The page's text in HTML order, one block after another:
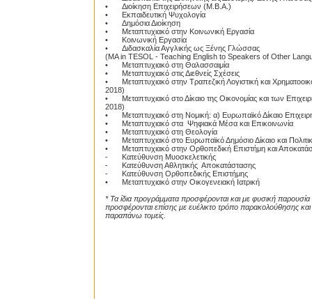
•
Διοίκηση Επιχειρήσεων (Μ.Β.Α.)
•
Εκπαιδευτική Ψυχολογία
•
Δημόσια Διοίκηση
•
Μεταπτυχιακό στην Κοινωνική Εργασία
•
Κοινωνική Εργασία
•
Διδασκαλία Αγγλικής ως Ξένης Γλώσσας
(MA in TESOL - Teaching English to Speakers of Other
•
Μεταπτυχιακό στη Θαλασσαιμία
•
Mεταπτυχιακό στις Διεθνείς Σχέσεις
•
Μεταπτυχιακό στην Τραπεζική Λογιστική και
2018)
•
Μεταπτυχιακό στο Δίκαιο της Οικονομίας και των
2018)
•
Μεταπτυχιακό στη Νομική: α) Ευρωπαϊκό Δίκαιο
•
Μεταπτυχιακό στα Ψηφιακά Μέσα και Επικοινωνία
•
Μεταπτυχιακό στη Θεολογία
•
Μεταπτυχιακό στο Ευρωπαϊκό Δημόσιο Δίκαιο και
•
Μεταπτυχιακό στην Ορθοπεδική Επιστήμη και
-
Κατεύθυνση Μυοσκελετικής
-
Κατεύθυνση Αθλητικής Αποκατάστασης
-
Κατεύθυνση Ορθοπεδικής Επιστήμης
•
Μεταπτυχιακό στην Οικογενειακή Ιατρική
* Τα ίδια προγράμματα προσφέρονται και με φυσική
προσφέρονται επίσης με ευέλικτο τρόπο παρακολούθησης
παραπάνω τομείς.